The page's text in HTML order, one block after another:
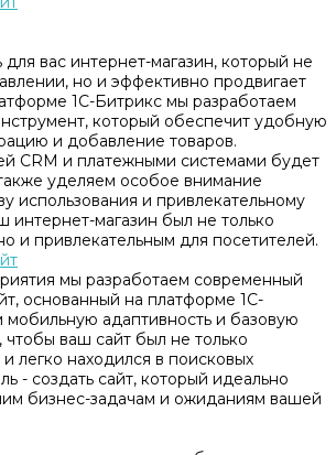
вас интернет-магазин, который не
но и эффективно продвигает
1С-Битрикс мы разработаем
который обеспечит удобную
и добавление товаров.
CRM и платежными системами будет
уделяем особое внимание
использования и привлекательному
интернет-магазин был не только
и привлекательным для посетителей.
мы разработаем современный
основанный на платформе 1С-
адаптивность и базовую
ваш сайт был не только
легко находился в поисковых
- создать сайт, который идеально
бизнес-задачам и ожиданиям вашей